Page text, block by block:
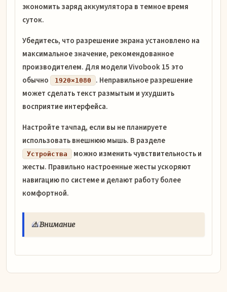
экономить заряд аккумулятора в темное время
суток.
Убедитесь, что разрешение экрана установлено на
максимальное значение, рекомендованное
производителем. Для модели Vivobook 15 это
обычно
1920×1080
. Неправильное разрешение
может сделать текст размытым и ухудшить
восприятие интерфейса.
Настройте тачпад, если вы не планируете
использовать внешнюю мышь. В разделе
Устройства
можно изменить чувствительность и
жесты. Правильно настроенные жесты ускоряют
навигацию по системе и делают работу более
комфортной.
⚠️ Внимание